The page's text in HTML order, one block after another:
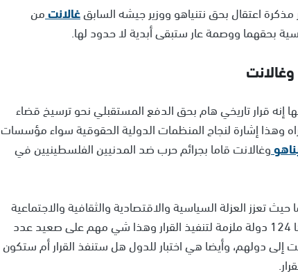
اعتقال بحق نتنياهو ووزير جيشه السابقغالانتمن
بحقهما ووصمة عار ستبقى أبدية لا حدود لها.
إنه قرار تاريخي هام بحق الدفع المستقبلي نحو ترسيخ قضاء
وهذا إشارة لنجاح المنظمات الدولية الحقوقية سواء مؤسسات
وغالانت قاما بجرائم حرب ضد المدنيين الفلسطينيين في
تعزز العزلة السياسية والاقتصادية والثقافية والاجتماعية
لدولة إسرائيل كون الدول الموقعة على نظام روما وعددها 124 دولة ملزمة لتنفيذ القرار وهذا شي مهم على صعيد عدد
إلى دولهم، وأيضا هي اختبار للدول هل ستنفذ القرار أم ستكون